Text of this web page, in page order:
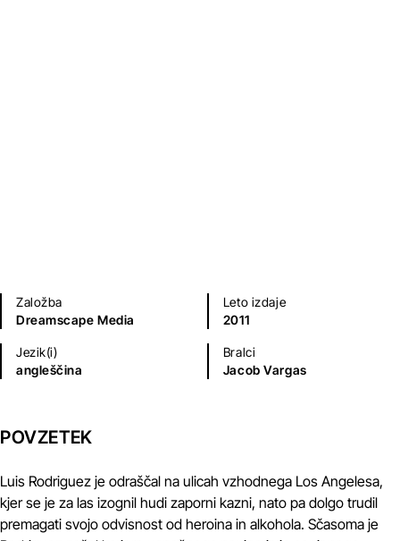
Založba
Dreamscape Media
Leto izdaje
2011
Jezik(i)
angleščina
Bralci
Jacob Vargas
POVZETEK
Luis Rodriguez je odraščal na ulicah vzhodnega Los Angelesa,
kjer se je za las izognil hudi zaporni kazni, nato pa dolgo trudil
premagati svojo odvisnost od heroina in alkohola. Sčasoma je